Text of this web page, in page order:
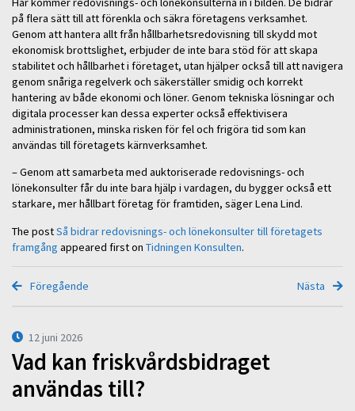
på flera sätt till att förenkla och säkra företagens verksamhet.
Genom att hantera allt från hållbarhetsredovisning till skydd mot
ekonomisk brottslighet, erbjuder de inte bara stöd för att skapa
stabilitet och hållbarhet i företaget, utan hjälper också till att navigera
genom snåriga regelverk och säkerställer smidig och korrekt
hantering av både ekonomi och löner. Genom tekniska lösningar och
digitala processer kan dessa experter också effektivisera
administrationen, minska risken för fel och frigöra tid som kan
användas till företagets kärnverksamhet.
– Genom att samarbeta med auktoriserade redovisnings- och
lönekonsulter får du inte bara hjälp i vardagen, du bygger också ett
starkare, mer hållbart företag för framtiden, säger Lena Lind.
The postSå bidrar redovisnings- och lönekonsulter till företagets
framgång appeared first on Tidningen Konsulten.
Föregående Nästa
12 juni 2026
Vad kan friskvårdsbidraget
användas till?